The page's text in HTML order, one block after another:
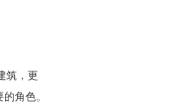
筑，更
角色。